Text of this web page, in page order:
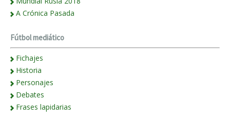
A Crónica Pasada
Fútbol mediático
Fichajes
Historia
Personajes
Debates
Frases lapidarias